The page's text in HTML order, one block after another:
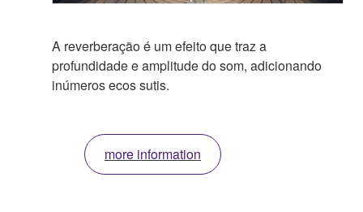
A reverberação é um efeito que traz a
profundidade e amplitude do som, adicionando
inúmeros ecos sutis.
more information